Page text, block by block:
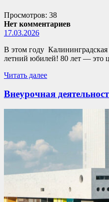
Просмотров: 38
Нет комментариев
17.03.2026
В этом году Калининградская
летний юбилей! 80 лет — это
Читать далее
Внеурочная